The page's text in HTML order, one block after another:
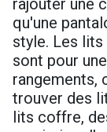
rajouter une
qu'une
style. Les
sont pour
rangements,
trouver des
lits coffre,